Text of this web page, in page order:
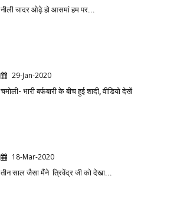
नीली चादर ओढ़े हो आसमां हम पर...
29-Jan-2020
चमोली- भारी बर्फबारी के बीच हुई शादी, वीडियो देखें
18-Mar-2020
तीन साल जैसा मैंने त्रिवेंद्र जी को देखा...